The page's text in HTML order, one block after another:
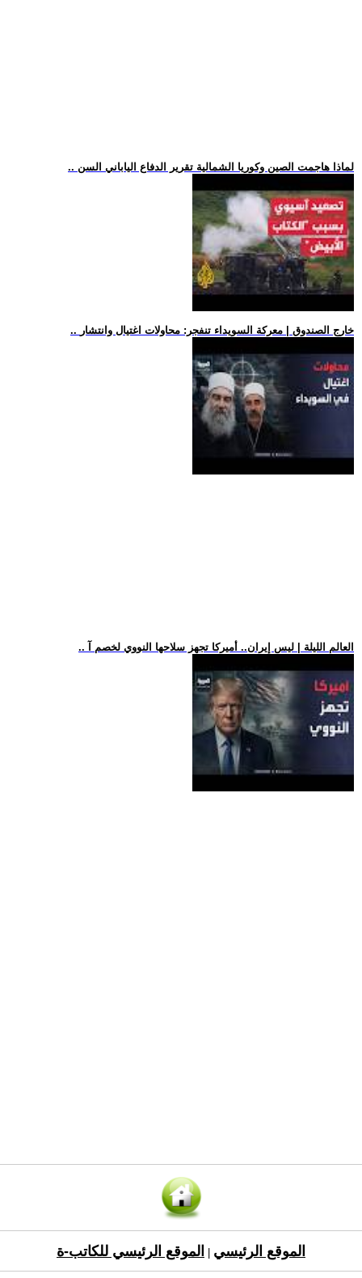
.. لماذا هاجمت الصين وكوريا الشمالية تقرير الدفاع الياباني السن
.. خارج الصندوق | معركة السويداء تنفجر: محاولات اغتيال وانتشار
.. العالم الليلة | ليس إيران.. أميركا تجهز سلاحها النووي لخصم آ
الموقع الرئيسي الموقع الرئيسي للكاتب-ة